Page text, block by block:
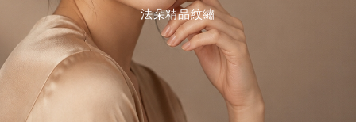
法朵精品紋繡